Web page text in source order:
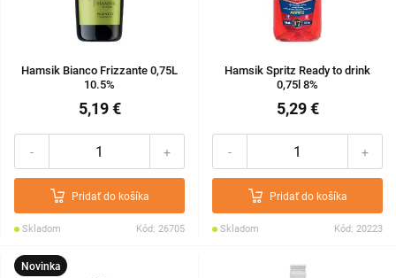
Hamsik Bianco Frizzante 0,75L
10.5%
5,19 €
- +
Pridať do košíka
Skladom Kód: 26705
Hamsik Spritz Ready to drink
0,75l 8%
5,29 €
- +
Pridať do košíka
Skladom Kód: 20223
Novinka